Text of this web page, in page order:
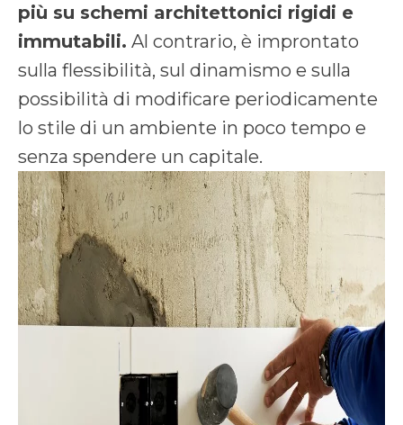
più su schemi architettonici rigidi e
immutabili. Al contrario, è improntato
sulla flessibilità, sul dinamismo e sulla
possibilità di modificare periodicamente
lo stile di un ambiente in poco tempo e
senza spendere un capitale.